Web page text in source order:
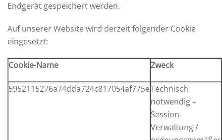
Endgerät gespeichert werden.
Auf unserer Website wird derzeit folgender Cookie
eingesetzt:
Cookie-Name Zweck
5952115276a74dda724c817054af775eTechnisch
notwendig –
Session-
Verwaltung /